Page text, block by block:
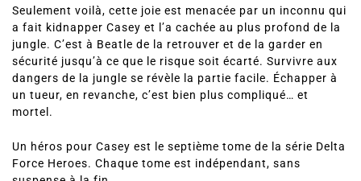
a fait kidnapper Casey et l’a cachée au plus profond de la
jungle. C’est à Beatle de la retrouver et de la garder en
sécurité jusqu’à ce que le risque soit écarté. Survivre aux
dangers de la jungle se révèle la partie facile. Échapper à
un tueur, en revanche, c’est bien plus compliqué… et
mortel.
Force Heroes. Chaque tome est indépendant, sans
suspense à la fin.